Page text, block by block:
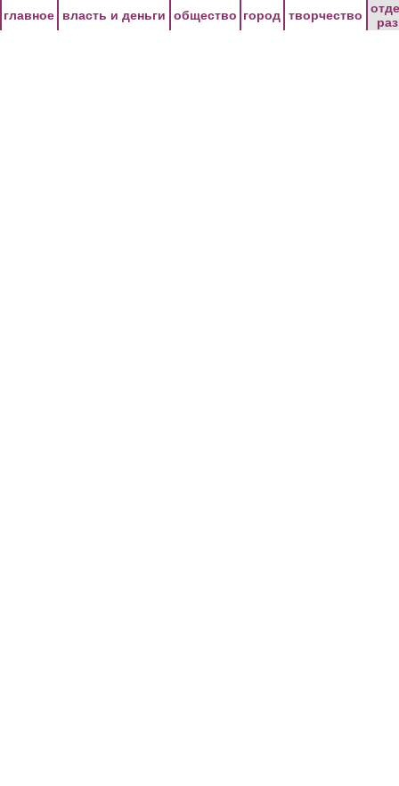
главное власть и деньги общество город творчество